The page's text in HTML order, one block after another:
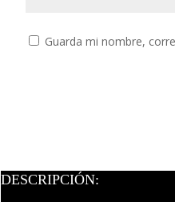
Guarda mi nombre,
DESCRIPCIÓN: